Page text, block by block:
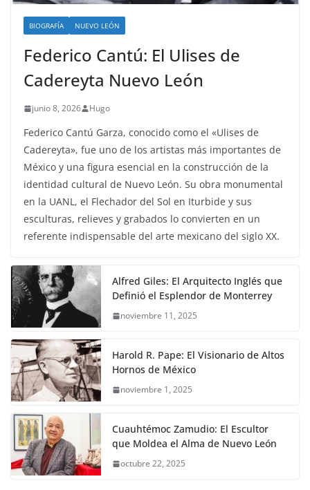
BIOGRAFÍA NUEVO LEÓN
Federico Cantú: El Ulises de
Cadereyta Nuevo León
junio 8, 2026 Hugo
Federico Cantú Garza, conocido como el «Ulises de
Cadereyta», fue uno de los artistas más importantes de
México y una figura esencial en la construcción de la
identidad cultural de Nuevo León. Su obra monumental
en la UANL, el Flechador del Sol en Iturbide y sus
esculturas, relieves y grabados lo convierten en un
referente indispensable del arte mexicano del siglo XX.
Alfred Giles: El Arquitecto Inglés que
Definió el Esplendor de Monterrey
noviembre 11, 2025
Harold R. Pape: El Visionario de Altos
Hornos de México
noviembre 1, 2025
Cuauhtémoc Zamudio: El Escultor
que Moldea el Alma de Nuevo León
octubre 22, 2025